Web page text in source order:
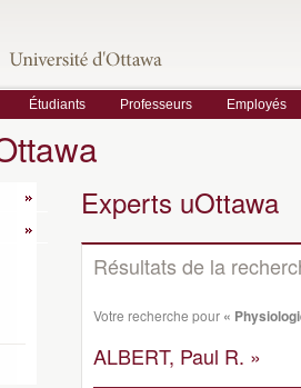
Étudiants Professeurs Employés
Experts uOttawa
Résultats de la
Votre recherche pour «
ALBERT, Paul R. »